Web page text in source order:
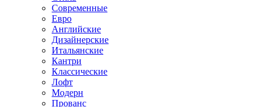
Современные
Евро
Английские
Дизайнерские
Итальянские
Кантри
Классические
Лофт
Модерн
Прованс